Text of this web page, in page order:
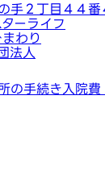
手２丁目４４番
ーライフ
わり
法人
の手続き 入院